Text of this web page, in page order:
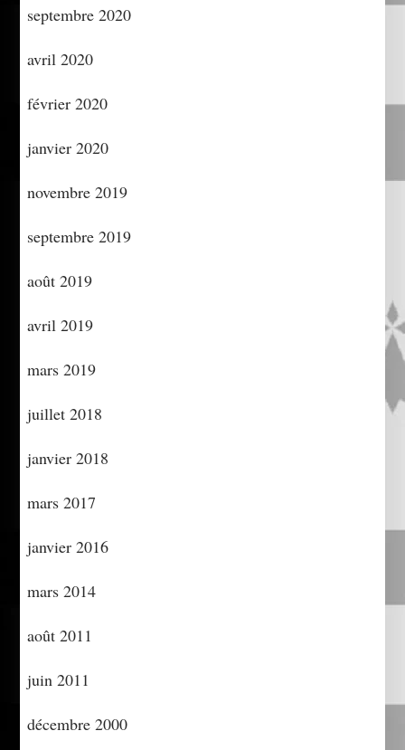
septembre 2020
avril 2020
février 2020
janvier 2020
novembre 2019
septembre 2019
août 2019
avril 2019
mars 2019
juillet 2018
janvier 2018
mars 2017
janvier 2016
mars 2014
août 2011
juin 2011
décembre 2000